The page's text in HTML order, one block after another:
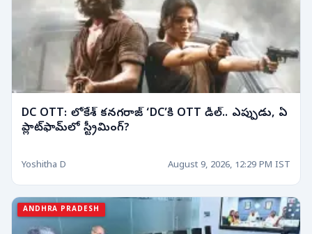
DC OTT: లోకేశ్ కనగరాజ్ ‘DC’కి OTT డీల్.. ఎప్పుడు, ఏ
ప్లాట్‌ఫామ్‌లో స్ట్రీమింగ్?
Yoshitha D August 9, 2026, 12:29 PM IST
ANDHRA PRADESH